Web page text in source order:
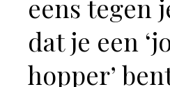
eens tegen
dat je een
hopper’